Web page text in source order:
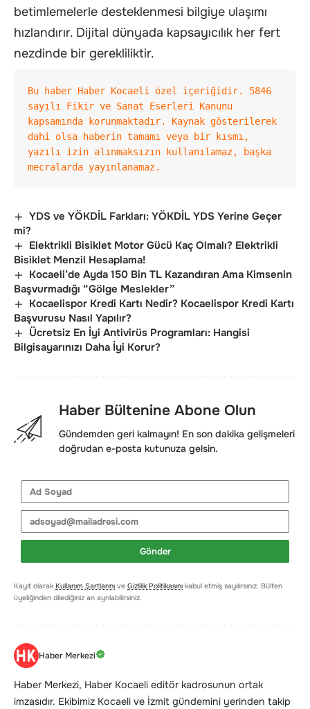
betimlemelerle desteklenmesi bilgiye ulaşımı
hızlandırır. Dijital dünyada kapsayıcılık her fert
nezdinde bir gerekliliktir.
Bu haber Haber Kocaeli özel içeriğidir. 5846
sayılı Fikir ve Sanat Eserleri Kanunu
kapsamında korunmaktadır. Kaynak gösterilerek
dahi olsa haberin tamamı veya bir kısmı,
yazılı izin alınmaksızın kullanılamaz, başka
mecralarda yayınlanamaz.
YDS ve YÖKDİL Farkları: YÖKDİL YDS Yerine Geçer
mi?
Elektrikli Bisiklet Motor Gücü Kaç Olmalı? Elektrikli
Bisiklet Menzil Hesaplama!
Kocaeli’de Ayda 150 Bin TL Kazandıran Ama Kimsenin
Başvurmadığı “Gölge Meslekler”
Kocaelispor Kredi Kartı Nedir? Kocaelispor Kredi Kartı
Başvurusu Nasıl Yapılır?
Ücretsiz En İyi Antivirüs Programları: Hangisi
Bilgisayarınızı Daha İyi Korur?
Haber Bültenine Abone Olun
Gündemden geri kalmayın! En son dakika gelişmeleri
doğrudan e-posta kutunuza gelsin.
Gönder
Kayıt olarak Kullanım Şartlarını ve Gizlilik Politikasını kabul etmiş sayılırsınız. Bülten
üyeliğinden dilediğiniz an ayrılabilirsiniz.
Haber Merkezi
Haber Merkezi, Haber Kocaeli editör kadrosunun ortak
imzasıdır. Ekibimiz Kocaeli ve İzmit gündemini yerinden takip